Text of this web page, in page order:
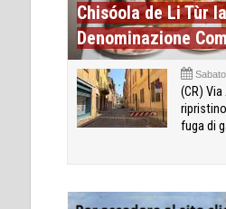
Chisóola de Li Tùr la
Denominazione
(CR)
fuga di